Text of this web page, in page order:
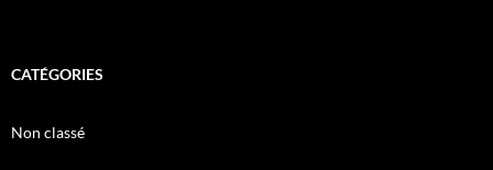
CATÉGORIES
Non classé